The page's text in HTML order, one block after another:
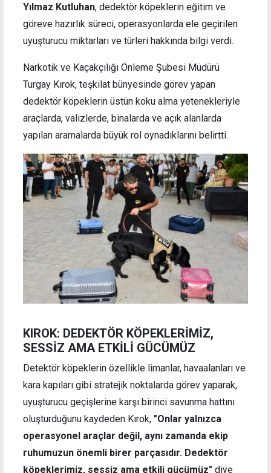
Yılmaz Kutluhan, dedektör köpeklerin eğitim ve
göreve hazırlık süreci, operasyonlarda ele geçirilen
uyuşturucu miktarları ve türleri hakkında bilgi verdi.
Narkotik ve Kaçakçılığı Önleme Şubesi Müdürü
Turgay Kırok, teşkilat bünyesinde görev yapan
dedektör köpeklerin üstün koku alma yetenekleriyle
araçlarda, valizlerde, binalarda ve açık alanlarda
yapılan aramalarda büyük rol oynadıklarını belirtti.
KIROK: DEDEKTÖR KÖPEKLERİMİZ,
SESSİZ AMA ETKİLİ GÜCÜMÜZ
Detektör köpeklerin özellikle limanlar, havaalanları ve
kara kapıları gibi stratejik noktalarda görev yaparak,
uyuşturucu geçişlerine karşı birinci savunma hattını
oluşturduğunu kaydeden Kırok, "Onlar yalnızca
operasyonel araçlar değil, aynı zamanda ekip
ruhumuzun önemli birer parçasıdır. Dedektör
köpeklerimiz, sessiz ama etkili gücümüz" diye